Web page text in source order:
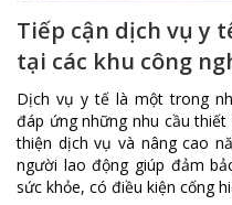
Tiếp cận dịch vụ y
tại các khu công
Dịch vụ y tế là một trong
đáp ứng những nhu cầu
thiện dịch vụ và nâng cao
người lao động giúp đảm
sức khỏe, có điều kiện cống